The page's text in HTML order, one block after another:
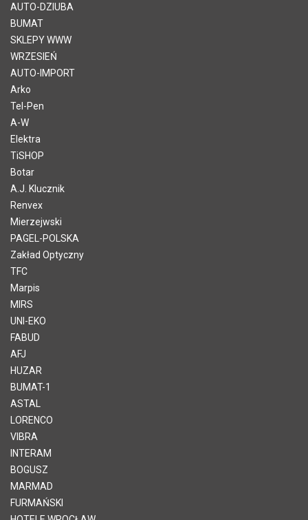
AUTO-DZIUBA
BUMAT
SKLEPY WWW
WRZESIEŃ
AUTO-IMPORT
Arko
Tel-Pen
A-W
Elektra
TiSHOP
Botar
A.J. Klucznik
Renvex
Mierzejwski
PAGEL-POLSKA
Zakład Optyczny
TFC
Marpis
MIRS
UNI-EKO
FABUD
AFJ
HUZAR
BUMAT-1
ASTAL
LORENCO
VIBRA
INTERAM
BOGUSZ
MARMAD
FURMAŃSKI